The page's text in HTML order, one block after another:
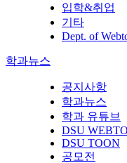
입학&취업
기타
Dept. of
학과뉴스
공지사항
학과뉴스
학과 유튜브
DSU
DSU TOON
공모전